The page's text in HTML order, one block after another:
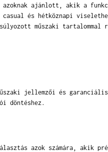
azoknak ajánlott, akik a
casual és hétköznapi
műszaki
jellemzői és garanciális
döntéshez.
választás azok számára,